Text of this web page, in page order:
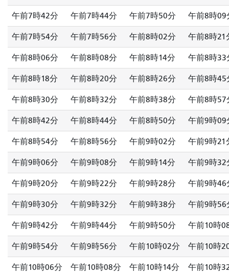
午前7時42分 午前7時44分 午前7時50分 午前8時09
午前7時54分 午前7時56分 午前8時02分 午前8時21
午前8時06分 午前8時08分 午前8時14分 午前8時33
午前8時18分 午前8時20分 午前8時26分 午前8時45
午前8時30分 午前8時32分 午前8時38分 午前8時57
午前8時42分 午前8時44分 午前8時50分 午前9時09
午前8時54分 午前8時56分 午前9時02分 午前9時21
午前9時06分 午前9時08分 午前9時14分 午前9時32
午前9時20分 午前9時22分 午前9時28分 午前9時46
午前9時30分 午前9時32分 午前9時38分 午前9時56
午前9時42分 午前9時44分 午前9時50分 午前10時
午前9時54分 午前9時56分 午前10時02分 午前10時
午前10時06分 午前10時08分 午前10時14分 午前10時